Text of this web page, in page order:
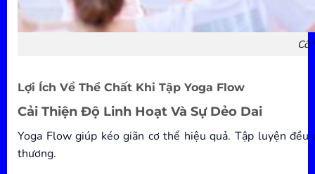
Cô
Lợi Ích Về Thể Chất Khi Tập Yoga Flow
Cải Thiện Độ Linh Hoạt Và Sự Dẻo Dai
Yoga Flow giúp kéo giãn cơ thể hiệu quả. Tập luyện
thương.